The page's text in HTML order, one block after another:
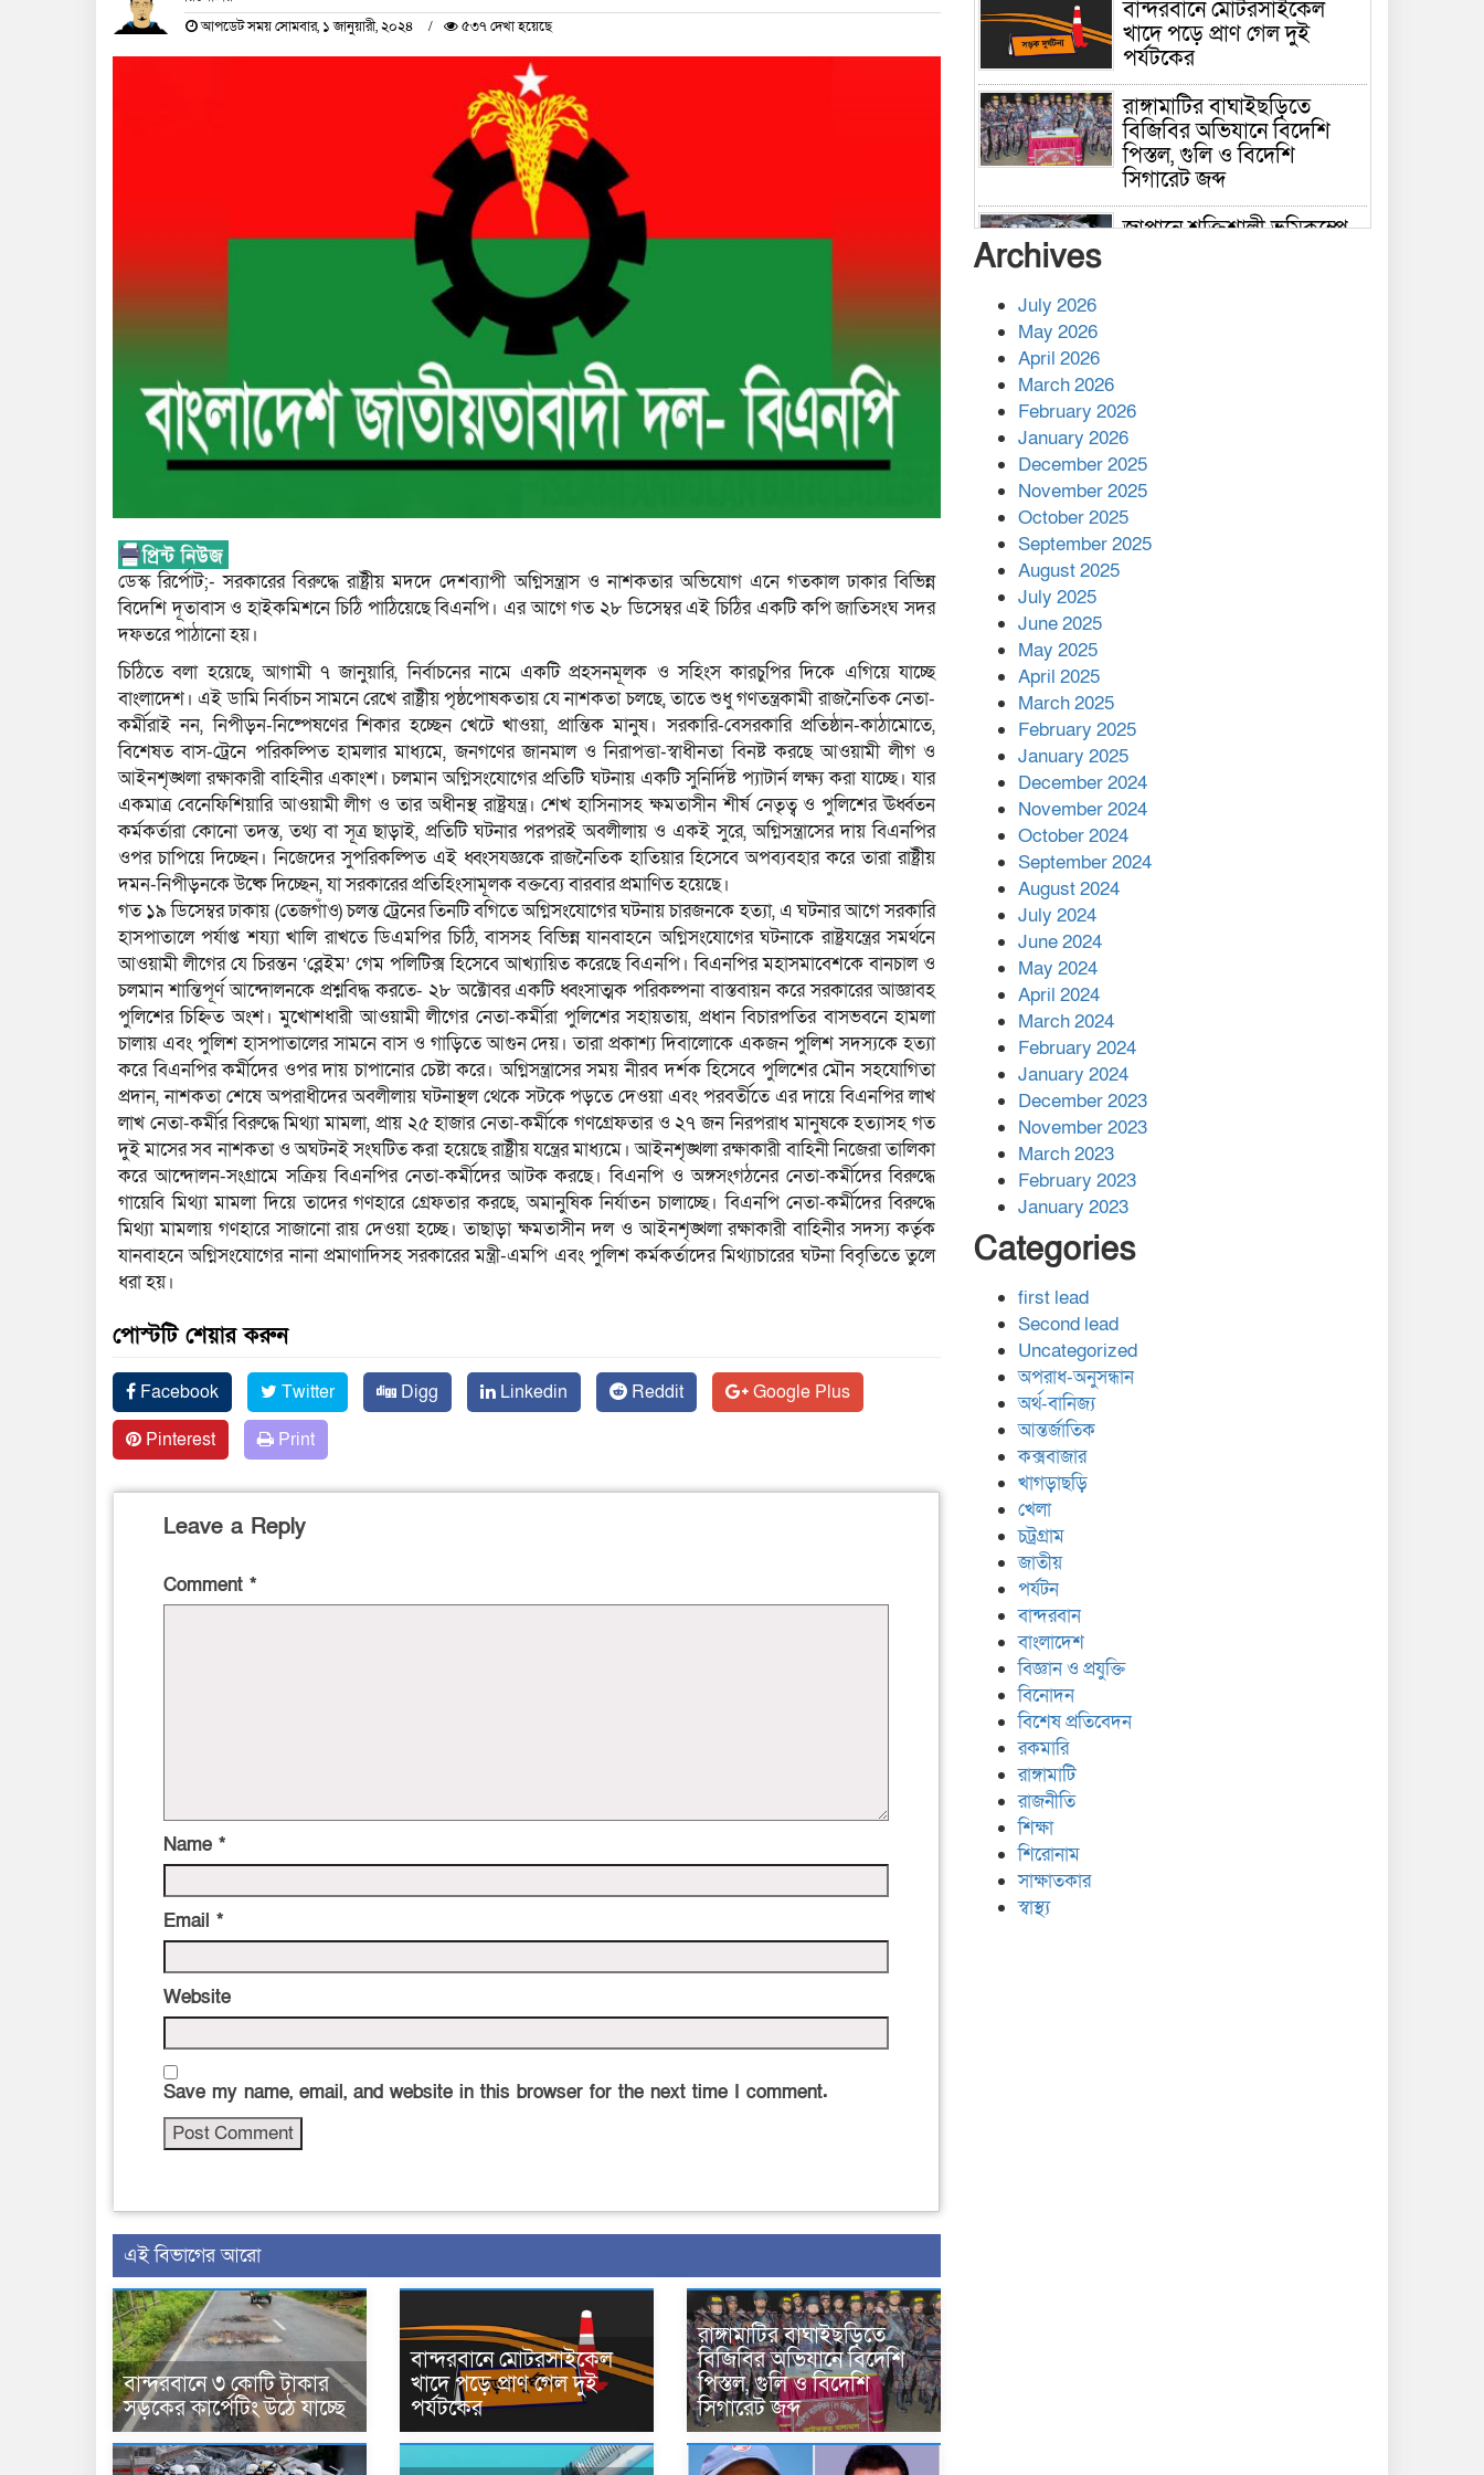
আপডেট সময় সোমবার, ১ জানুয়ারী, ২০২৪ ৫৩৭ দেখা হয়েছে
ডেস্ক রির্পোট;- সরকারের বিরুদ্ধে রাষ্ট্রীয় মদদে দেশব্যাপী অগ্নিসন্ত্রাস ও নাশকতার অভিযোগ এনে গতকাল ঢাকার বিভিন্ন
বিদেশি দূতাবাস ও হাইকমিশনে চিঠি পাঠিয়েছে বিএনপি। এর আগে গত ২৮ ডিসেম্বর এই চিঠির একটি কপি জাতিসংঘ সদর
দফতরে পাঠানো হয়।
চিঠিতে বলা হয়েছে, আগামী ৭ জানুয়ারি, নির্বাচনের নামে একটি প্রহসনমূলক ও সহিংস কারচুপির দিকে এগিয়ে যাচ্ছে
বাংলাদেশ। এই ডামি নির্বাচন সামনে রেখে রাষ্ট্রীয় পৃষ্ঠপোষকতায় যে নাশকতা চলছে, তাতে শুধু গণতন্ত্রকামী রাজনৈতিক নেতা-
কর্মীরাই নন, নিপীড়ন-নিষ্পেষণের শিকার হচ্ছেন খেটে খাওয়া, প্রান্তিক মানুষ। সরকারি-বেসরকারি প্রতিষ্ঠান-কাঠামোতে,
বিশেষত বাস-ট্রেনে পরিকল্পিত হামলার মাধ্যমে, জনগণের জানমাল ও নিরাপত্তা-স্বাধীনতা বিনষ্ট করছে আওয়ামী লীগ ও
আইনশৃঙ্খলা রক্ষাকারী বাহিনীর একাংশ। চলমান অগ্নিসংযোগের প্রতিটি ঘটনায় একটি সুনির্দিষ্ট প্যাটার্ন লক্ষ্য করা যাচ্ছে। যার
একমাত্র বেনেফিশিয়ারি আওয়ামী লীগ ও তার অধীনস্থ রাষ্ট্রযন্ত্র। শেখ হাসিনাসহ ক্ষমতাসীন শীর্ষ নেতৃত্ব ও পুলিশের ঊর্ধ্বতন
কর্মকর্তারা কোনো তদন্ত, তথ্য বা সূত্র ছাড়াই, প্রতিটি ঘটনার পরপরই অবলীলায় ও একই সুরে, অগ্নিসন্ত্রাসের দায় বিএনপির
ওপর চাপিয়ে দিচ্ছেন। নিজেদের সুপরিকল্পিত এই ধ্বংসযজ্ঞকে রাজনৈতিক হাতিয়ার হিসেবে অপব্যবহার করে তারা রাষ্ট্রীয়
দমন-নিপীড়নকে উষ্কে দিচ্ছেন, যা সরকারের প্রতিহিংসামূলক বক্তব্যে বারবার প্রমাণিত হয়েছে।
গত ১৯ ডিসেম্বর ঢাকায় (তেজগাঁও) চলন্ত ট্রেনের তিনটি বগিতে অগ্নিসংযোগের ঘটনায় চারজনকে হত্যা, এ ঘটনার আগে সরকারি
হাসপাতালে পর্যাপ্ত শয্যা খালি রাখতে ডিএমপির চিঠি, বাসসহ বিভিন্ন যানবাহনে অগ্নিসংযোগের ঘটনাকে রাষ্ট্রযন্ত্রের সমর্থনে
আওয়ামী লীগের যে চিরন্তন ‘ব্লেইম’ গেম পলিটিক্স হিসেবে আখ্যায়িত করেছে বিএনপি। বিএনপির মহাসমাবেশকে বানচাল ও
চলমান শান্তিপূর্ণ আন্দোলনকে প্রশ্নবিদ্ধ করতে- ২৮ অক্টোবর একটি ধ্বংসাত্মক পরিকল্পনা বাস্তবায়ন করে সরকারের আজ্ঞাবহ
পুলিশের চিহ্নিত অংশ। মুখোশধারী আওয়ামী লীগের নেতা-কর্মীরা পুলিশের সহায়তায়, প্রধান বিচারপতির বাসভবনে হামলা
চালায় এবং পুলিশ হাসপাতালের সামনে বাস ও গাড়িতে আগুন দেয়। তারা প্রকাশ্য দিবালোকে একজন পুলিশ সদস্যকে হত্যা
করে বিএনপির কর্মীদের ওপর দায় চাপানোর চেষ্টা করে। অগ্নিসন্ত্রাসের সময় নীরব দর্শক হিসেবে পুলিশের মৌন সহযোগিতা
প্রদান, নাশকতা শেষে অপরাধীদের অবলীলায় ঘটনাস্থল থেকে সটকে পড়তে দেওয়া এবং পরবর্তীতে এর দায়ে বিএনপির লাখ
লাখ নেতা-কর্মীর বিরুদ্ধে মিথ্যা মামলা, প্রায় ২৫ হাজার নেতা-কর্মীকে গণগ্রেফতার ও ২৭ জন নিরপরাধ মানুষকে হত্যাসহ গত
দুই মাসের সব নাশকতা ও অঘটনই সংঘটিত করা হয়েছে রাষ্ট্রীয় যন্ত্রের মাধ্যমে। আইনশৃঙ্খলা রক্ষাকারী বাহিনী নিজেরা তালিকা
করে আন্দোলন-সংগ্রামে সক্রিয় বিএনপির নেতা-কর্মীদের আটক করছে। বিএনপি ও অঙ্গসংগঠনের নেতা-কর্মীদের বিরুদ্ধে
গায়েবি মিথ্যা মামলা দিয়ে তাদের গণহারে গ্রেফতার করছে, অমানুষিক নির্যাতন চালাচ্ছে। বিএনপি নেতা-কর্মীদের বিরুদ্ধে
মিথ্যা মামলায় গণহারে সাজানো রায় দেওয়া হচ্ছে। তাছাড়া ক্ষমতাসীন দল ও আইনশৃঙ্খলা রক্ষাকারী বাহিনীর সদস্য কর্তৃক
যানবাহনে অগ্নিসংযোগের নানা প্রমাণাদিসহ সরকারের মন্ত্রী-এমপি এবং পুলিশ কর্মকর্তাদের মিথ্যাচারের ঘটনা বিবৃতিতে তুলে
ধরা হয়।
পোস্টটি শেয়ার করুন
Facebook Twitter Digg Linkedin Reddit
Google Plus
Pinterest
Print
Leave a Reply
Comment *
Name *
Email *
Website
Save my name, email, and website in this browser for the next time I comment.
এই বিভাগের আরো
বান্দরবানে ৩ কোটি টাকার
সড়কের কার্পেটিং উঠে যাচ্ছে
বান্দরবানে মোটরসাইকেল
খাদে পড়ে প্রাণ গেল দুই
পর্যটকের
রাঙ্গামাটির বাঘাইছড়িতে
বিজিবির অভিযানে বিদেশি
পিস্তল, গুলি ও বিদেশি
সিগারেট জব্দ
বান্দরবানে মোটরসাইকেল
খাদে পড়ে প্রাণ গেল দুই
পর্যটকের
রাঙ্গামাটির বাঘাইছড়িতে
বিজিবির অভিযানে বিদেশি
পিস্তল, গুলি ও বিদেশি
সিগারেট জব্দ
জাপানে শক্তিশালী ভূমিকম্পে
কাপ্তাই প্রেস ক্লাবের সভাপতি
মাহফুজ, সম্পাদক রিপন মারমা
নির্বাচিত
মালয়েশিয়ার প্রধানমন্ত্রীকে চিঠি
দেয়ার পর ফোন তারেক
রহমানের,গ্যাস সঙ্কট
মোকাবিলায় সহায়তার আশ্বাস
এক বিলিয়ন ডলার বিনিয়োগ
হবে আনোয়ারায়
বান্দরবানে বন্যায় ক্ষতিগ্রস্তদের
মাঝে সহায়তা দিলেন সাচিং প্রু
জেরী
Archives
July 2026
May 2026
April 2026
March 2026
February 2026
January 2026
December 2025
November 2025
October 2025
September 2025
August 2025
July 2025
June 2025
May 2025
April 2025
March 2025
February 2025
January 2025
December 2024
November 2024
October 2024
September 2024
August 2024
July 2024
June 2024
May 2024
April 2024
March 2024
February 2024
January 2024
December 2023
November 2023
March 2023
February 2023
January 2023
Categories
first lead
Second lead
Uncategorized
অপরাধ-অনুসন্ধান
অর্থ-বানিজ্য
আন্তর্জাতিক
কক্সবাজার
খাগড়াছড়ি
খেলা
চট্রগ্রাম
জাতীয়
পর্যটন
বান্দরবান
বাংলাদেশ
বিজ্ঞান ও প্রযুক্তি
বিনোদন
বিশেষ প্রতিবেদন
রকমারি
রাঙ্গামাটি
রাজনীতি
শিক্ষা
শিরোনাম
সাক্ষাতকার
স্বাস্থ্য